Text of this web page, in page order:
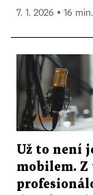
7. 1. 2026 ▪ 16
Už to není
mobilem. Z